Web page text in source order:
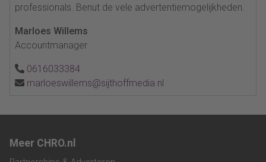
professionals. Benut de vele advertentiemogelijkheden.
Marloes Willems
Accountmanager
0616033384
marloeswillems@sijthoffmedia.nl
Meer CHRO.nl